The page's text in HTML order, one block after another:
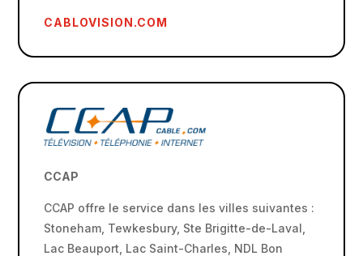
CABLOVISION.COM
CCAP
CCAP offre le service dans les villes suivantes :
Stoneham, Tewkesbury, Ste Brigitte-de-Laval,
Lac Beauport, Lac Saint-Charles, NDL Bon